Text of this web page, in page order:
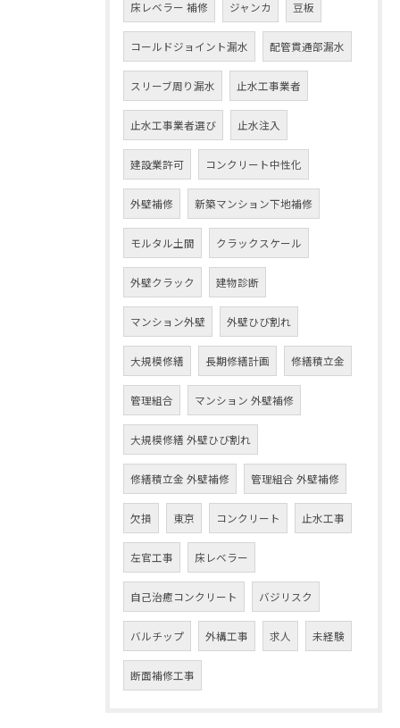
床レベラー 補修 ジャンカ 豆板
コールドジョイント漏水 配管貫通部漏水
スリーブ周り漏水 止水工事業者
止水工事業者選び 止水注入
建設業許可 コンクリート中性化
外壁補修 新築マンション下地補修
モルタル土間 クラックスケール
外壁クラック 建物診断
マンション外壁 外壁ひび割れ
大規模修繕 長期修繕計画 修繕積立金
管理組合 マンション 外壁補修
大規模修繕 外壁ひび割れ
修繕積立金 外壁補修 管理組合 外壁補修
欠損 東京 コンクリート 止水工事
左官工事 床レベラー
自己治癒コンクリート バジリスク
バルチップ 外構工事 求人 未経験
断面補修工事